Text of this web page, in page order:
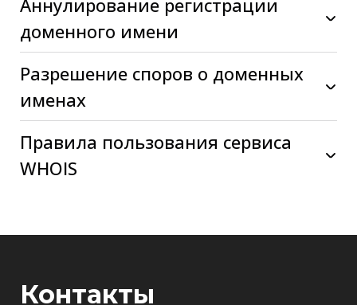
доменного имени
Разрешение споров о доменных
именах
Правила пользования сервиса
WHOIS
Контакты